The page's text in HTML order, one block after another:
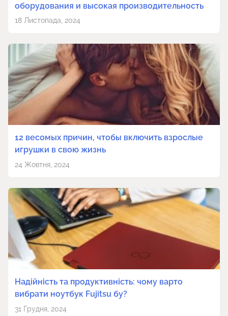
оборудования и высокая производительность
18 Листопада, 2024
12 весомых причин, чтобы включить взрослые
игрушки в свою жизнь
24 Жовтня, 2024
Надійність та продуктивність: чому варто
вибрати ноутбук Fujitsu бу?
31 Грудня, 2024